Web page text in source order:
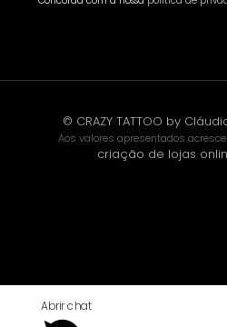
© CRAZY TATTOO by
Aos valores apresentados
criação de lojas
Abrir chat